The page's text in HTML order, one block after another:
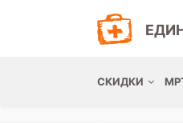
СКИДКИ